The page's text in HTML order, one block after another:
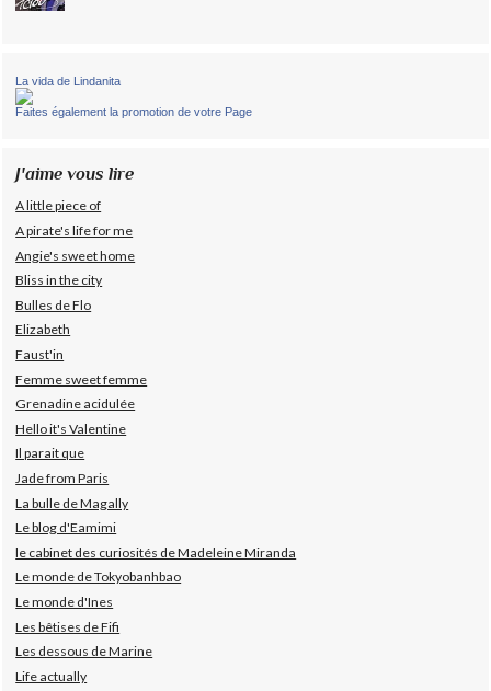
La vida de Lindanita
Faites également la promotion de votre Page
J'aime vous lire
A little piece of
A pirate's life for me
Angie's sweet home
Bliss in the city
Bulles de Flo
Elizabeth
Faust'in
Femme sweet femme
Grenadine acidulée
Hello it's Valentine
Il parait que
Jade from Paris
La bulle de Magally
Le blog d'Eamimi
le cabinet des curiosités de Madeleine Miranda
Le monde de Tokyobanhbao
Le monde d'Ines
Les bêtises de Fifi
Les dessous de Marine
Life actually